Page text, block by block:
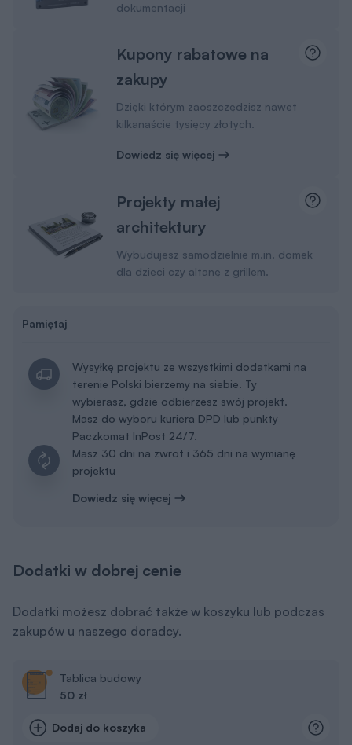
dokumentacji
Kupony rabatowe na
zakupy
Dzięki którym zaoszczędzisz nawet
kilkanaście tysięcy złotych.
Dowiedz się więcej
Projekty małej
architektury
Wybudujesz samodzielnie m.in. domek
dla dzieci czy altanę z grillem.
Pamiętaj
Wysyłkę projektu ze wszystkimi dodatkami na
terenie Polski bierzemy na siebie. Ty
wybierasz, gdzie odbierzesz swój projekt.
Masz do wyboru kuriera DPD lub punkty
Paczkomat InPost 24/7.
Masz 30 dni na zwrot i 365 dni na wymianę
projektu
Dowiedz się więcej
Dodatki w dobrej cenie
Dodatki możesz dobrać także w koszyku lub podczas
zakupów u naszego doradcy.
Tablica budowy
50 zł
Dodaj do koszyka